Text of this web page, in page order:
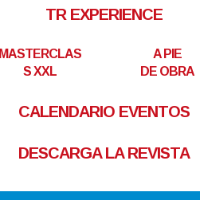
TR EXPERIENCE
MASTERCLAS
S XXL
A PIE
DE OBRA
CALENDARIO EVENTOS
DESCARGA LA REVISTA